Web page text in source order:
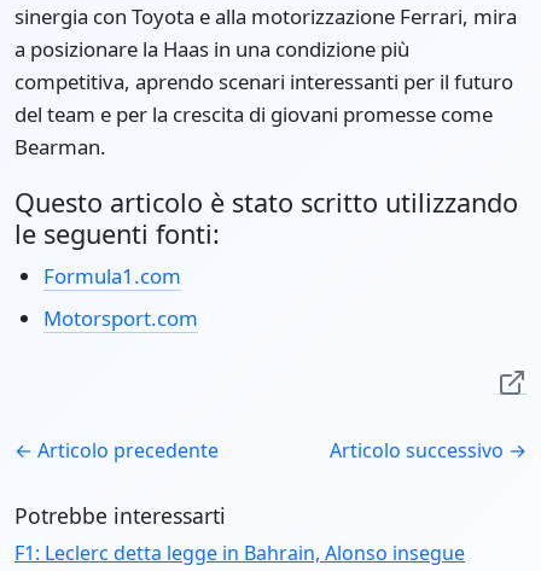
sinergia con Toyota e alla motorizzazione Ferrari, mira
a posizionare la Haas in una condizione più
competitiva, aprendo scenari interessanti per il futuro
del team e per la crescita di giovani promesse come
Bearman.
Questo articolo è stato scritto utilizzando
le seguenti fonti:
Formula1.com
Motorsport.com
← Articolo precedente Articolo successivo →
Potrebbe interessarti
F1: Leclerc detta legge in Bahrain, Alonso insegue